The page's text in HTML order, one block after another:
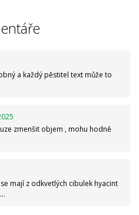
a každý pěstitel text může to
zmenšit objem , mohu hodně
mají z odkvetlých cibulek hyacint